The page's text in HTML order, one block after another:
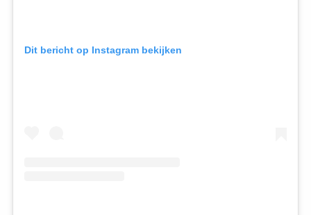
Dit bericht op Instagram bekijken